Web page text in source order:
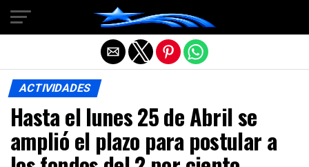
ACTIVIDADES
Hasta el lunes 25 de Abril se
amplió el plazo para postular a
Salir de la versión móvil